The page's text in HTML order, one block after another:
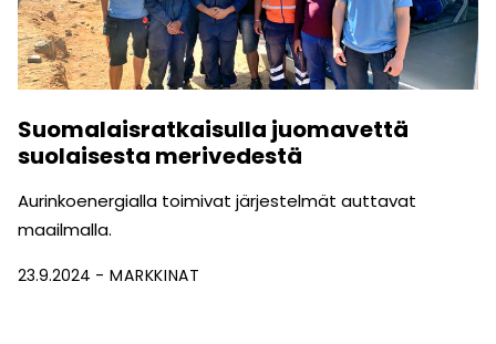
Suomalaisratkaisulla juomavettä
suolaisesta merivedestä
Aurinkoenergialla toimivat järjestelmät auttavat
maailmalla.
23.9.2024 MARKKINAT